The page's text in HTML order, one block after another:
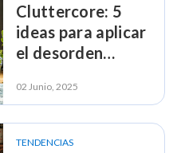
Cluttercore: 5
ideas para aplicar
el desorden
02 Junio, 2025
TENDENCIAS